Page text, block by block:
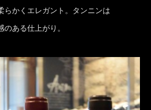
らかくエレガント。タンニンは
ある仕上がり。